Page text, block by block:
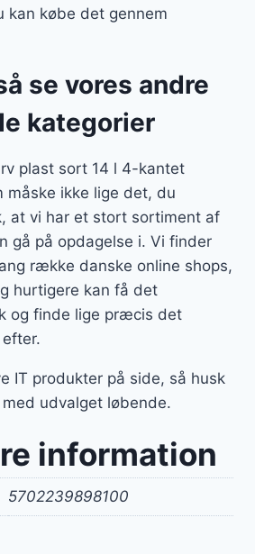
kan købe det gennem
se vores andre
kategorier
plast sort 14 l 4-kantet
ikke lige det, du
at vi har et stort sortiment af
gå på opdagelse i. Vi finder
række danske online shops,
hurtigere kan få det
og finde lige præcis det
IT produkter på side, så husk
udvalget løbende.
information
5702239898100